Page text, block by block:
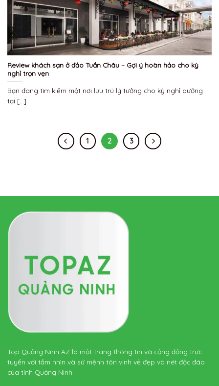
Review khách sạn ở đảo Tuần Châu – Gợi ý hoàn hảo cho kỳ
nghỉ trọn vẹn
Bạn đang tìm kiếm một nơi lưu trú lý tưởng cho kỳ nghỉ dưỡng
tại [...]
1 2 3
Top Quảng Ninh AZ là một trang thông tin và cộng đồng trực
tuyến với tầm nhìn và sứ mệnh tôn vinh vẻ đẹp và nét độc đáo
của tỉnh Quảng Ninh.